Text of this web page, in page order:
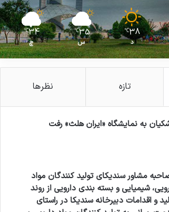
38
℃
د
35
℃
س
34
℃
چ
تازه نظرها
به نمایشگاه «ایران هلث» رفت
مشاور سندیکای تولید کنندگان مواد
شیمیایی و بسته بندی دارویی از روند
و اقدامات دبیرخانه سندیکا در راستای